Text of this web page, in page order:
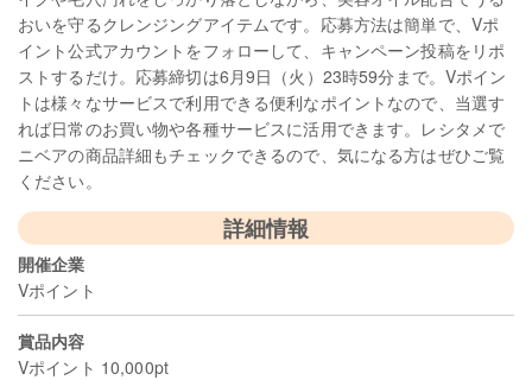
おいを守るクレンジングアイテムです。応募方法は簡単で、Vポ
イント公式アカウントをフォローして、キャンペーン投稿をリポ
ストするだけ。応募締切は6月9日（火）23時59分まで。Vポイン
トは様々なサービスで利用できる便利なポイントなので、当選す
れば日常のお買い物や各種サービスに活用できます。レシタメで
ニベアの商品詳細もチェックできるので、気になる方はぜひご覧
ください。
詳細情報
開催企業
Vポイント
賞品内容
Vポイント 10,000pt